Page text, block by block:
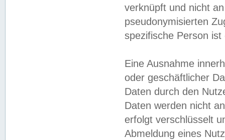
verknüpft und nicht
pseudonymisierten
spezifische Person
Eine Ausnahme
oder geschäftlicher
Daten durch den
Daten werden nicht
erfolgt verschlüsselt
Abmeldung eines